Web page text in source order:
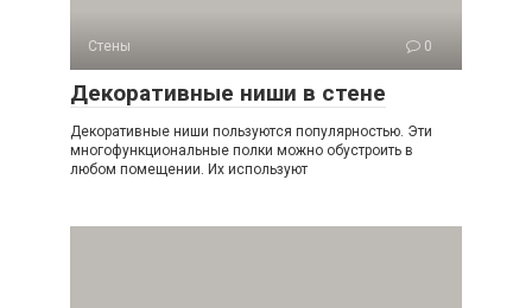
Стены 0
Декоративные ниши в стене
Декоративные ниши пользуются популярностью. Эти
многофункциональные полки можно обустроить в
любом помещении. Их используют